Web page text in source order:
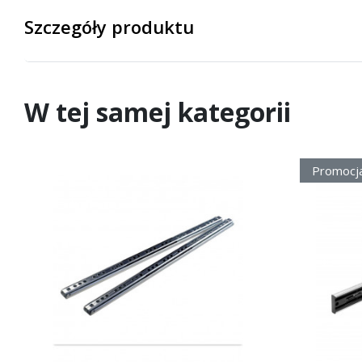
Szczegóły produktu
W tej samej kategorii